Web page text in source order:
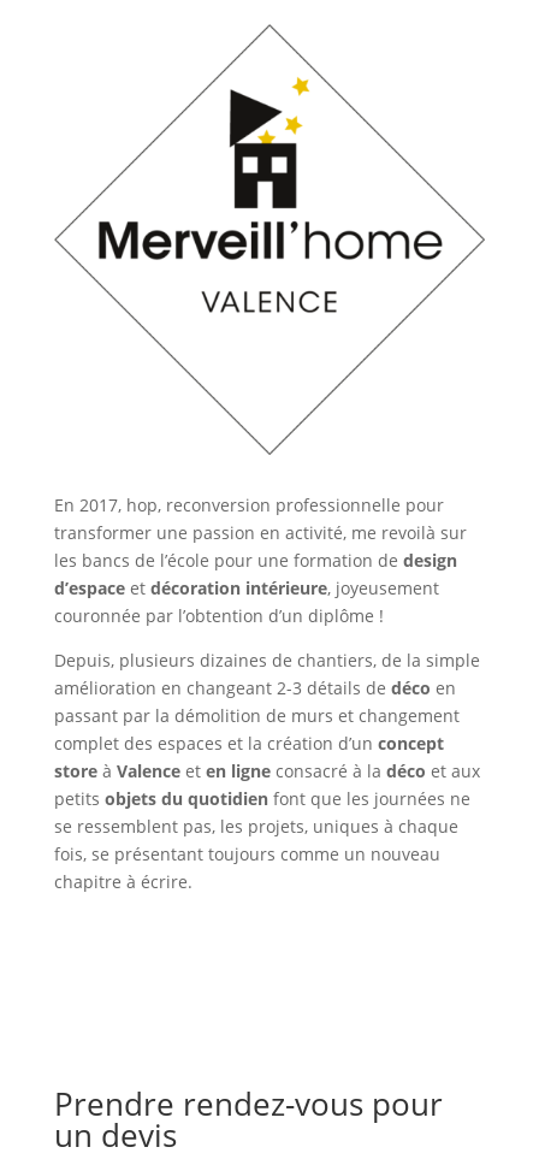
En 2017, hop, reconversion professionnelle pour
transformer une passion en activité, me revoilà sur
les bancs de l’école pour une formation de design
d’espaceet décoration intérieure, joyeusement
couronnée par l’obtention d’un diplôme !
Depuis, plusieurs dizaines de chantiers, de la simple
amélioration en changeant 2-3 détails de déco en
passant par la démolition de murs et changement
complet des espaces et la création d’un concept
storeà Valenceet en ligneconsacré à la déco et aux
petits objets du quotidienfont que les journées ne
se ressemblent pas, les projets, uniques à chaque
fois, se présentant toujours comme un nouveau
chapitre à écrire.
Prendre rendez-vous pour
un devis